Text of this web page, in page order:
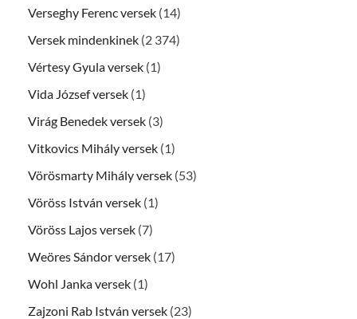
Verseghy Ferenc versek (14)
Versek mindenkinek (2 374)
Vértesy Gyula versek (1)
Vida József versek (1)
Virág Benedek versek (3)
Vitkovics Mihály versek (1)
Vörösmarty Mihály versek (53)
Vöröss István versek (1)
Vöröss Lajos versek (7)
Weöres Sándor versek (17)
Wohl Janka versek (1)
Zajzoni Rab István versek (23)